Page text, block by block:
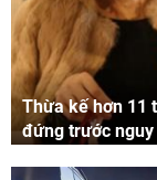
Thừa kế hơn 11
đứng trước